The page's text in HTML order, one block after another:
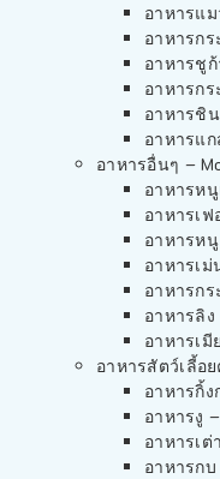
อาหารแ
อาหารก
อาหารชู
อาหารกร
อาหารชิ
อาหารแ
อาหารอื่นๆ –
อาหารห
อาหารเฟ
อาหารห
อาหารเม่
อาหารก
อาหารลิง
อาหารเมี
อาหารสัตว์เลี้อ
อาหารกิ้ง
อาหารงู
อาหารเ
อาหารกบ